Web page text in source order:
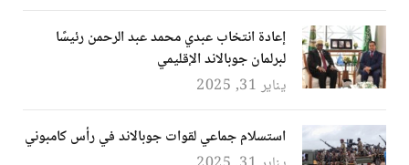
إعادة انتخاب عبدي محمد عبد الرحمن رئيسًا
لبرلمان جوبالاند الإقليمي
يناير 31, 2025
استسلام جماعي لقوات جوبالاند في رأس كامبوني